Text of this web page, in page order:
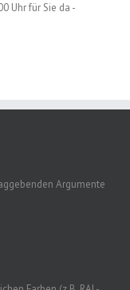
Uhr für Sie da -
Argumente